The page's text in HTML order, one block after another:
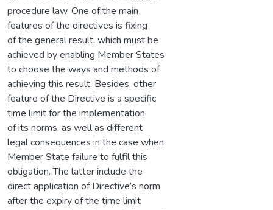
procedure law. One of the main
features of the directives is fixing
of the general result, which must be
achieved by enabling Member States
to choose the ways and methods of
achieving this result. Besides, other
feature of the Directive is a specific
time limit for the implementation
of its norms, as well as different
legal consequences in the case when
Member State failure to fulfil this
obligation. The latter include the
direct application of Directive’s norm
after the expiry of the time limit